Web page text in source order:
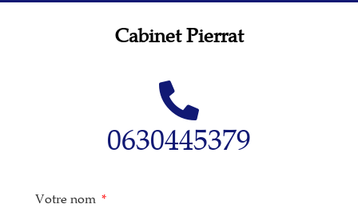
Cabinet Pierrat
0630445379
Votre nom